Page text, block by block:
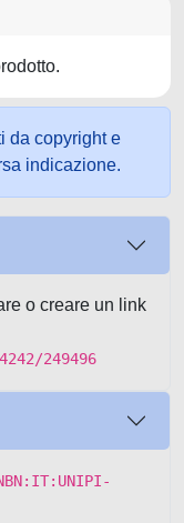
da copyright e
indicazione.
o creare un link
249496